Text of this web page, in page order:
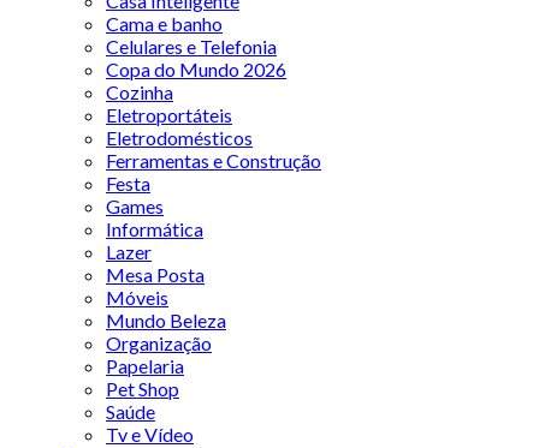
Cama e banho
Celulares e Telefonia
Copa do Mundo 2026
Cozinha
Eletroportáteis
Eletrodomésticos
Ferramentas e Construção
Festa
Games
Informática
Lazer
Mesa Posta
Móveis
Mundo Beleza
Organização
Papelaria
Pet Shop
Saúde
Tv e Vídeo